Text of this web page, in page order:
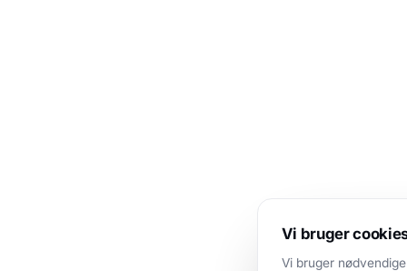
Vi bruger
Vi bruger